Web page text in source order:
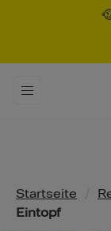
Pfadnavigation
Startseite
Eintopf